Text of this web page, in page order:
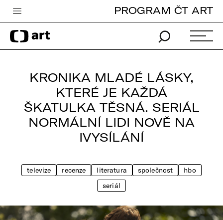
Česká televize
Zpravodajství
TV program
Pro děti
Vše o ČT
PROGRAM ČT ART
KRONIKA MLADÉ LÁSKY,
KTERÉ JE KAŽDÁ
ŠKATULKA TĚSNÁ. SERIÁL
NORMÁLNÍ LIDI NOVĚ NA
IVYSÍLÁNÍ
televize recenze literatura společnost
hbo
seriál